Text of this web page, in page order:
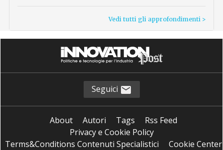
Vedi tutti gli approfondimenti >
Seguici
About Autori Tags
Rss Feed
Privacy e Cookie Policy
Terms&Conditions Contenuti Specialistici
Cookie Center